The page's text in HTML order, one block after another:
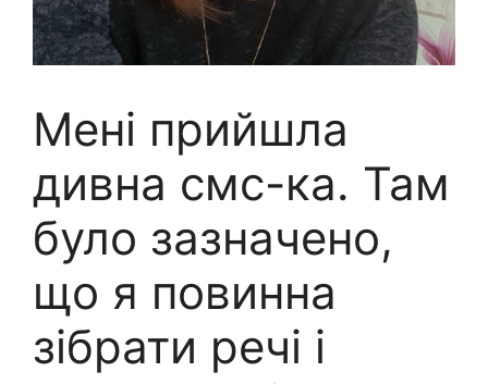
Мені прийшла
дивна смс-ка. Там
було зазначено,
що я повинна
зібрати речі і